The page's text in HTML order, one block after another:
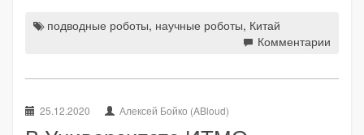
подводные роботы, научные роботы, Китай
Комментарии
25.12.2020 Алексей Бойко (ABloud)